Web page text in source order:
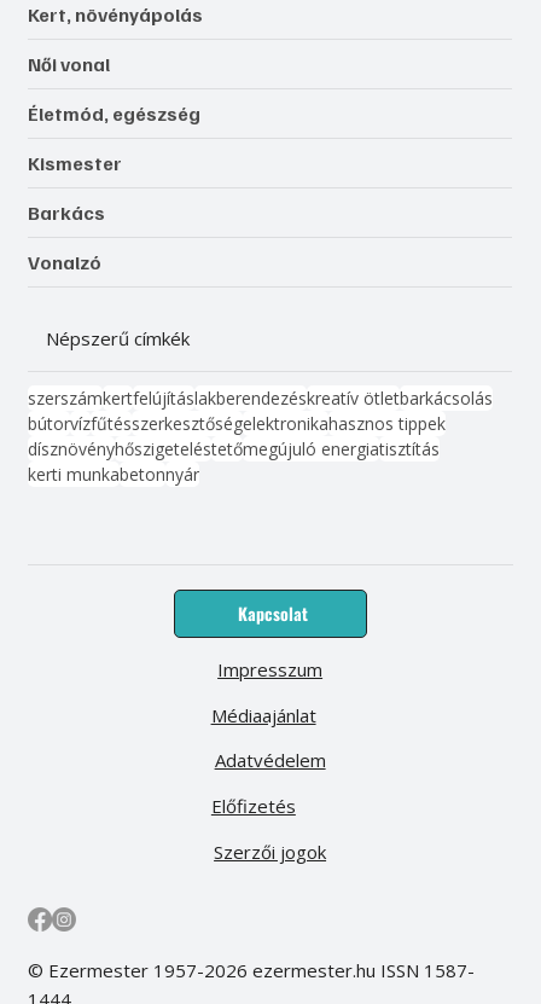
Kert, növényápolás
Női vonal
Életmód, egészség
Kismester
Barkács
Vonalzó
Népszerű címkék
szerszámkertfelújításlakberendezéskreatív ötletbarkácsolás
bútorvízfűtésszerkesztőségelektronikahasznos tippek
dísznövényhőszigeteléstetőmegújuló energiatisztítás
kerti munkabetonnyár
Kapcsolat
Médiaajánlat
Előfizetés
Impresszum
Adatvédelem
Szerzői jogok
© Ezermester 1957-2026 ezermester.hu ISSN 1587-
1444